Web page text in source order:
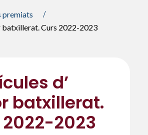
premiats
batxillerat. Curs 2022-2023
d’
batxillerat.
2023